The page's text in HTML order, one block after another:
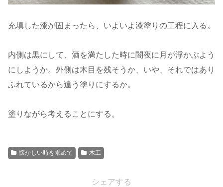
充填した漆が固まったら、いよいよ漆塗りの工程に入る。
内側は黒にして、酒を満たした時に闇夜に月が浮かぶよう
にしようか。外側は木目を残そうか、いや、それではあり
ふれているから違う塗りにするか。
塗りながら考えることにする。
懐かしい時を求めて 木工
シェアする